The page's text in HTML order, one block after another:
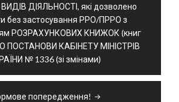
ДІЯЛЬНОСТІ, які дозволено
без застосування РРО/ПРРО з
РОЗРАХУНКОВИХ КНИЖОК (книг
ПОСТАНОВИ КАБІНЕТУ МІНІСТРІВ
№ 1336 (зі змінами)
попередження!